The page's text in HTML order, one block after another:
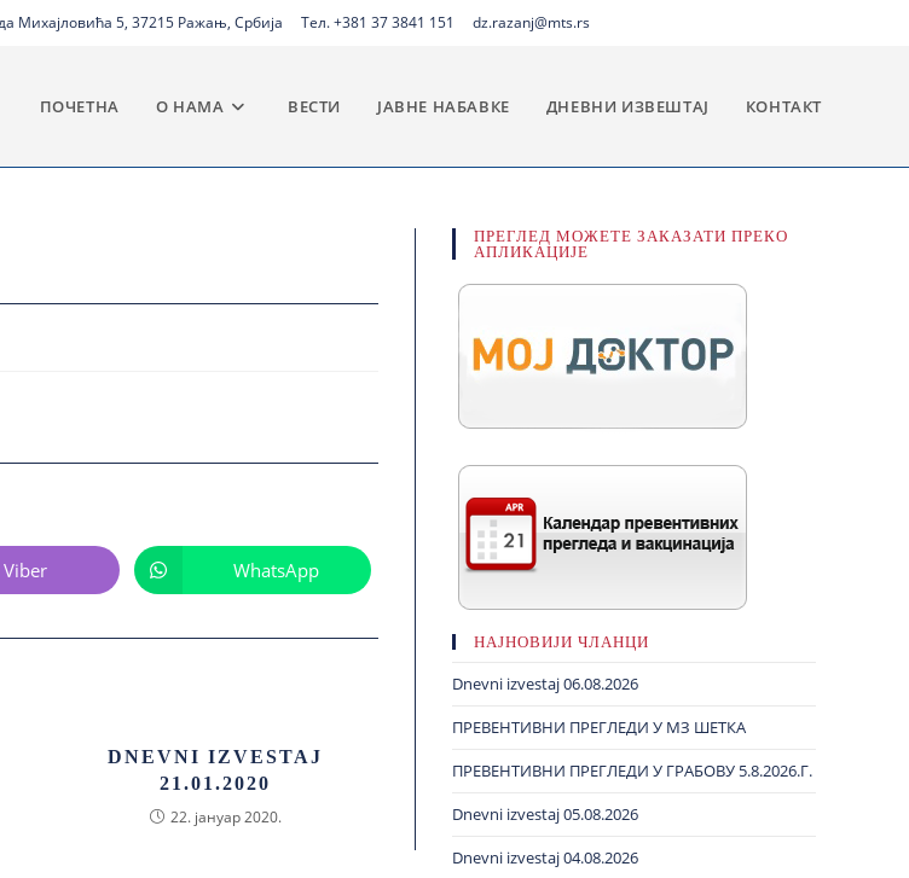
Михајловића 5, 37215 Ражањ, Србија Тел. +381 37 3841 151 dz.razanj@mts.rs
ПОЧЕТНА О НАМА ВЕСТИ ЈАВНЕ НАБАВКЕ ДНЕВНИ ИЗВЕШТАЈ КОНТАКТ
Viber WhatsApp
DNEVNI IZVESTAJ
21.01.2020
22. јануар 2020.
ПРЕГЛЕД МОЖЕТЕ ЗАКАЗАТИ ПРЕКО
АПЛИКАЦИЈЕ
НАЈНОВИЈИ ЧЛАНЦИ
Dnevni izvestaj 06.08.2026
ПРЕВЕНТИВНИ ПРЕГЛЕДИ У МЗ ШЕТКА
ПРЕВЕНТИВНИ ПРЕГЛЕДИ У ГРАБОВУ 5.8.2026.Г.
Dnevni izvestaj 05.08.2026
Dnevni izvestaj 04.08.2026